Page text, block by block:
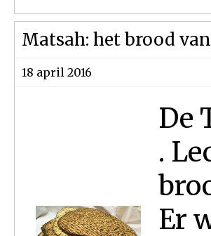
Matsah: het brood
18 april 2016
De
.
Er